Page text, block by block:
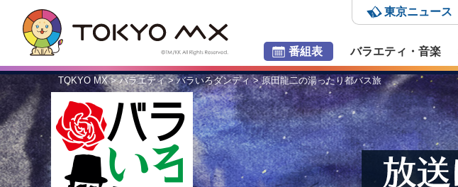
番組表 バラエティ・音楽
東京ニュース
TOKYO MX>バラエティ>バラいろダンディ> 原田龍二の湯ったり都バス旅